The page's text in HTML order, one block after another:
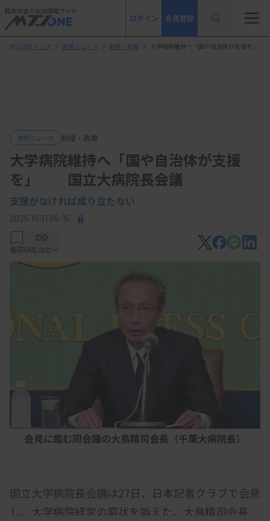
臨床検査の総合情報サイト
ログイン 会員登録
MTJONEトップ ＞ 業界ニュース ＞ 制度・政策 ＞ 大学病院維持へ「国や自治体が支援を」
業界ニュース 制度・政策
大学病院維持へ「国や自治体が支援
を」 国立大病院長会議
支援がなければ成り立たない
2025.10.31 05:15
保存URLコピー
会見に臨む同会議の大鳥精司会長（千葉大病院長）
国立大学病院長会議は27日、日本記者クラブで会見
し、大学病院経営の窮状を訴えた。大鳥精司会長